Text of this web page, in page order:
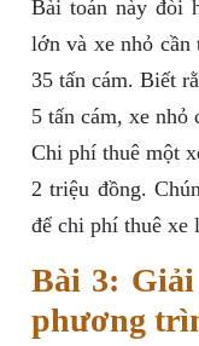
Bài toán này đòi
lớn và xe nhỏ cần
35 tấn cám. Biết
5 tấn cám, xe nhỏ
Chi phí thuê một
2 triệu đồng.
để chi phí thuê xe
Bài 3:
phương